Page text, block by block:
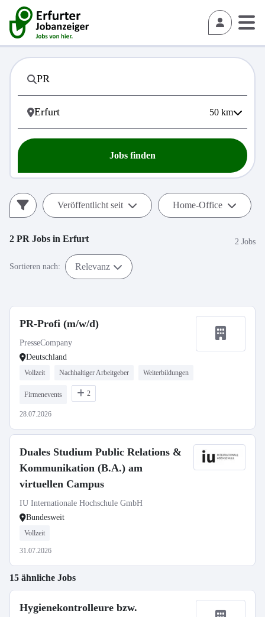
50 km
Jobs finden
Veröffentlicht seit Home-Office
2 PR Jobs in Erfurt 2 Jobs
Sortieren nach: Relevanz
PR-Profi (m/w/d)
PresseCompany
Deutschland
Vollzeit Nachhaltiger Arbeitgeber Weiterbildungen
Firmenevents 2
28.07.2026
Duales Studium Public Relations &
Kommunikation (B.A.) am
virtuellen Campus
IU Internationale Hochschule GmbH
Bundesweit
Vollzeit
31.07.2026
15 ähnliche Jobs
Hygienekontrolleure bzw.